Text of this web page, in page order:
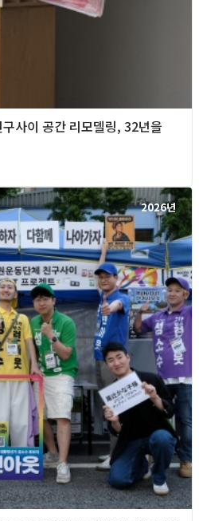
사이 공간 리모델링, 32년을
2026년